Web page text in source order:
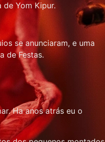
de Yom Kipur.
se anunciaram, e uma
de Festas.
Ha anos atrás eu o